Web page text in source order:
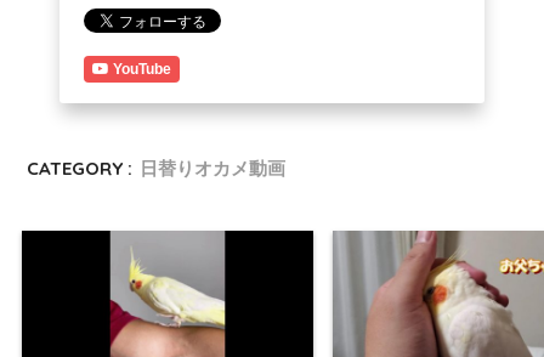
YouTube
CATEGORY : 日替りオカメ動画